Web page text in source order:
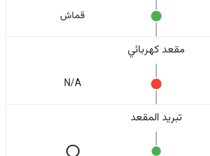
قماش
مقعد كهربائي
N/A
تبريد المقعد